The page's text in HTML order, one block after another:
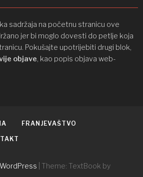
sadržaja na početnu stranicu ove
jer bi moglo dovesti do petlje koja
Pokušajte upotrijebiti drugi blok,
objave, kao popis objava ​​web-
FRANJEVAŠTVO
Theme: TextBook by